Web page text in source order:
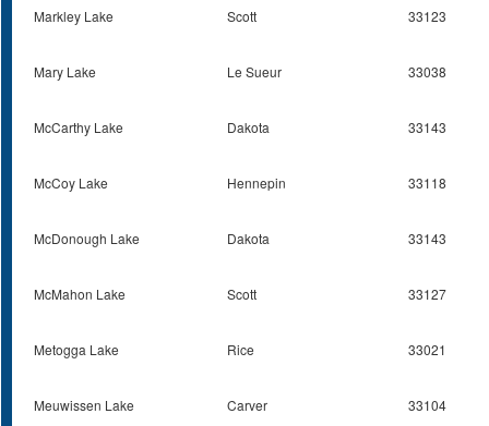
Markley Lake Scott 33123
Mary Lake Le Sueur 33038
McCarthy Lake Dakota 33143
McCoy Lake Hennepin 33118
McDonough Lake Dakota 33143
McMahon Lake Scott 33127
Metogga Lake Rice 33021
Meuwissen Lake Carver 33104